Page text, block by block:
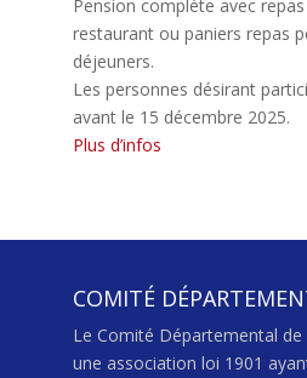
Pension complète avec
restaurant ou paniers repas
déjeuners.
Les personnes désirant
avant le 15 décembre 2025.
Plus d’infos
COMITÉ
Le Comité Départemental
une association loi 1901